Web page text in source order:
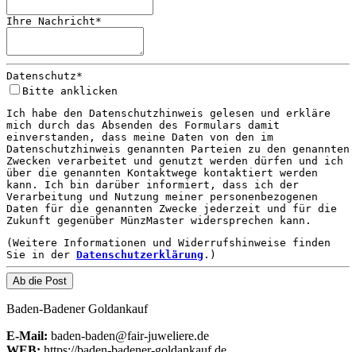
Ihre Nachricht*
Datenschutz*
Bitte anklicken
Ich habe den Datenschutzhinweis gelesen und erkläre
mich durch das Absenden des Formulars damit
einverstanden, dass meine Daten von den im
Datenschutzhinweis genannten Parteien zu den genannten
Zwecken verarbeitet und genutzt werden dürfen und ich
über die genannten Kontaktwege kontaktiert werden
kann. Ich bin darüber informiert, dass ich der
Verarbeitung und Nutzung meiner personenbezogenen
Daten für die genannten Zwecke jederzeit und für die
Zukunft gegenüber MünzMaster widersprechen kann.
(Weitere Informationen und Widerrufshinweise finden
Sie in der Datenschutzerklärung .)
Ab die Post
Baden-Badener Goldankauf
E-Mail: baden-baden@fair-juweliere.de